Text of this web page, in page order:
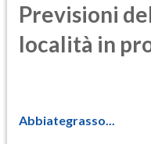
Previsioni
località in
Abbiategrasso...